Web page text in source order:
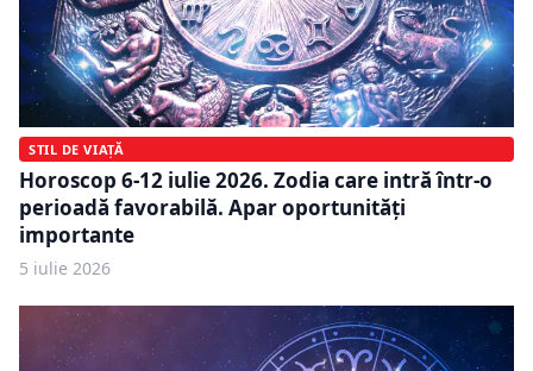
STIL DE VIAȚĂ
Horoscop 6-12 iulie 2026. Zodia care intră într-o
perioadă favorabilă. Apar oportunități
importante
5 iulie 2026